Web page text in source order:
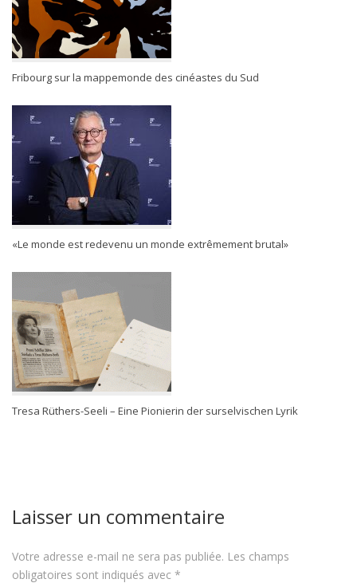
Fribourg sur la mappemonde des cinéastes du Sud
«Le monde est redevenu un monde extrêmement brutal»
Tresa Rüthers-Seeli – Eine Pionierin der surselvischen Lyrik
Laisser un commentaire
Votre adresse e-mail ne sera pas publiée. Les champs
obligatoires sont indiqués avec *